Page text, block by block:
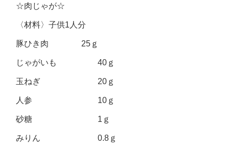
☆肉じゃが☆
〈材料〉子供1人分
豚ひき肉 25ｇ
じゃがいも 40ｇ
玉ねぎ 20ｇ
人参 10ｇ
砂糖 1ｇ
みりん 0.8ｇ